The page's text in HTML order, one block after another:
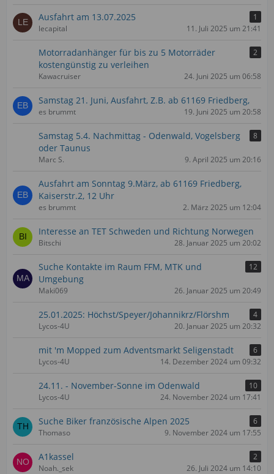
Ausfahrt am 13.07.2025
1
lecapital
11. Juli 2025 um 21:41
Motorradanhänger für bis zu 5 Motorräder
kostengünstig zu verleihen
2
Kawacruiser 24. Juni 2025 um 06:58
Samstag 21. Juni, Ausfahrt, Z.B. ab 61169 Friedberg,
es brummt 19. Juni 2025 um 20:58
Samstag 5.4. Nachmittag - Odenwald, Vogelsberg
oder Taunus
8
Marc S. 9. April 2025 um 20:16
Ausfahrt am Sonntag 9.März, ab 61169 Friedberg,
Kaiserstr.2, 12 Uhr
es brummt 2. März 2025 um 12:04
Interesse an TET Schweden und Richtung Norwegen
Bitschi 28. Januar 2025 um 20:02
Suche Kontakte im Raum FFM, MTK und
Umgebung
12
Maki069 26. Januar 2025 um 20:49
25.01.2025: Höchst/Speyer/Johannikrz/Flörshm
4
Lycos-4U
20. Januar 2025 um 20:32
mit 'm Mopped zum Adventsmarkt Seligenstadt
6
Lycos-4U
14. Dezember 2024 um 09:32
24.11. - November-Sonne im Odenwald
10
Lycos-4U
24. November 2024 um 17:41
Suche Biker französische Alpen 2025
6
Thomaso
9. November 2024 um 17:55
A1kassel
2
Noah._sek
26. Juli 2024 um 14:10